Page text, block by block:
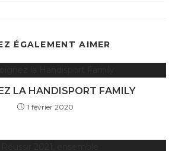
ÉGALEMENT AIMER
LA HANDISPORT FAMILY
1 février 2020